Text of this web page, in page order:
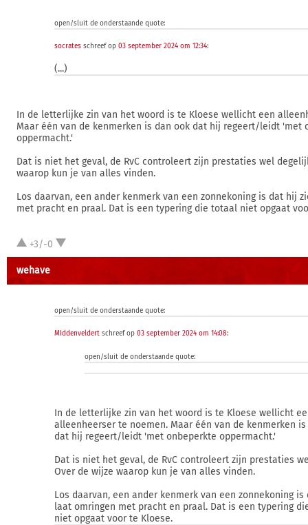
open/sluit de onderstaande quote:
socrates schreef op03 september 2024 om 12:34:
(...)
In de letterlijke zin van het woord is te Kloese wellicht een
Maar één van de kenmerken is dan ook dat hij regeert/leidt 'met
oppermacht.'
Dat is niet het geval, de RvC controleert zijn prestaties wel
waarop kun je van alles vinden.
Los daarvan, een ander kenmerk van een zonnekoning is dat hij
met pracht en praal. Dat is een typering die totaal niet opgaat
+3/-0
wehave
open/sluit de onderstaande quote:
MIddenveldert schreef op03 september 2024 om 14:08:
open/sluit de onderstaande quote:
In de letterlijke zin van het woord is te Kloese wellicht
alleenheerser te noemen. Maar één van de kenmerken
dat hij regeert/leidt 'met onbeperkte oppermacht.'
Dat is niet het geval, de RvC controleert zijn prestaties
Over de wijze waarop kun je van alles vinden.
Los daarvan, een ander kenmerk van een zonnekoning
laat omringen met pracht en praal. Dat is een typering
niet opgaat voor te Kloese.